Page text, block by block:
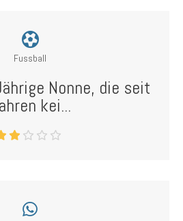
Fussball
Nonne, die seit
kei...